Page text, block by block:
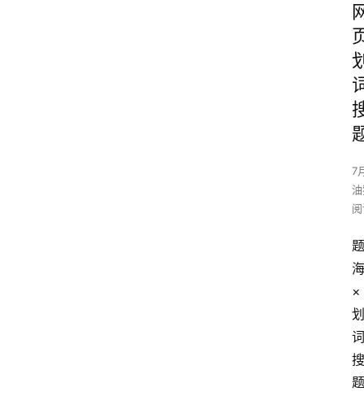
7
题
海
×
划
词
搜
题